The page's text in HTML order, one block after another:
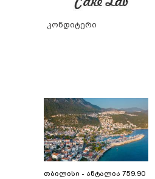
კონდიტერი
თბილისი - ანტალია 759.90